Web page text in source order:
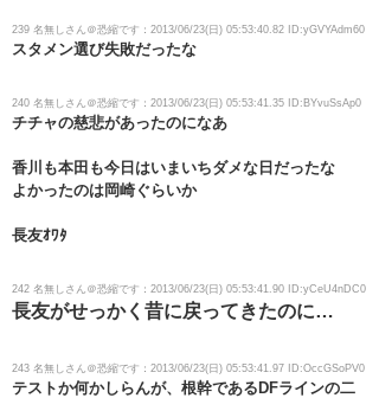
239 名無しさん＠恐縮です：2013/06/23(日) 05:53:40.82 ID:yGVYAdm60
スタメン選び失敗だったな
240 名無しさん＠恐縮です：2013/06/23(日) 05:53:41.35 ID:BYvuSsAp0
チチャの慈悲があったのになあ
香川も本田も今日はいまいちダメな日だったな
よかったのは岡崎ぐらいか
長友ｵﾜﾀ
242 名無しさん＠恐縮です：2013/06/23(日) 05:53:41.90 ID:yCeU4nDC0
長友がせっかく昔に戻ってきたのに…
243 名無しさん＠恐縮です：2013/06/23(日) 05:53:41.97 ID:OccGSoPV0
テストか何かしらんが、根幹であるDFラインの二